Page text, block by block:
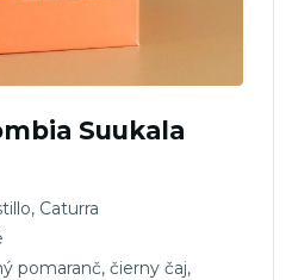
Suukala
Caturra
pomaranč, čierny čaj,